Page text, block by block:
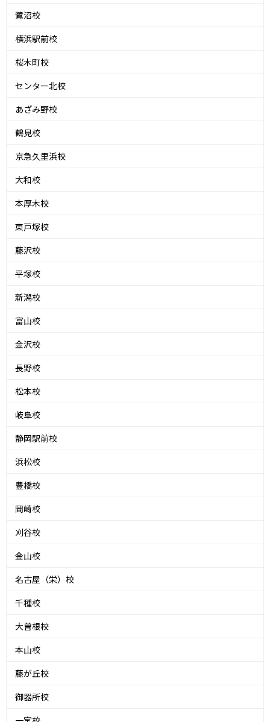
鷺沼校
横浜駅前校
桜木町校
センター北校
あざみ野校
鶴見校
京急久里浜校
大和校
本厚木校
東戸塚校
藤沢校
平塚校
新潟校
富山校
金沢校
長野校
松本校
岐阜校
静岡駅前校
浜松校
豊橋校
岡崎校
刈谷校
金山校
名古屋（栄）校
千種校
大曽根校
本山校
藤が丘校
御器所校